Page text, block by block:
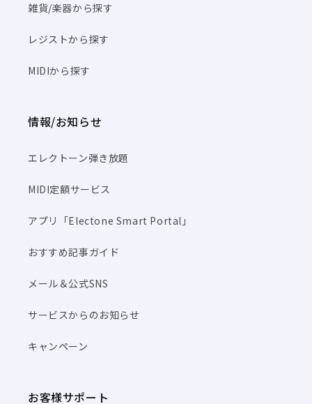
雑貨/楽器から探す
レジストから探す
MIDIから探す
情報/お知らせ
エレクトーン弾き放題
MIDI定額サービス
アプリ「Electone Smart Portal」
おすすめ記事ガイド
メール＆公式SNS
サービスからのお知らせ
キャンペーン
お客様サポート